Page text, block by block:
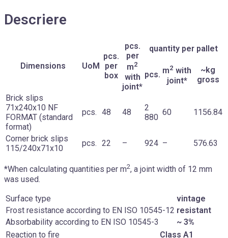
Descriere
Dimensions UoM
pcs.
per
box
pcs.
per
m2
with
joint*
quantity per pallet
pcs. m2 with
joint*
~kg
gross
Brick slips
71x240x10 NF
FORMAT (standard
format)
pcs. 48 48
2
880
60 1156.84
Corner brick slips
115/240x71x10
pcs. 22 – 924 – 576.63
*When calculating quantities per m2, a joint width of 12 mm
was used.
Surface type
vintage
Frost resistance according to EN ISO 10545-12 resistant
Absorbability according to EN ISO 10545-3
~ 3%
Reaction to fire
Class A1